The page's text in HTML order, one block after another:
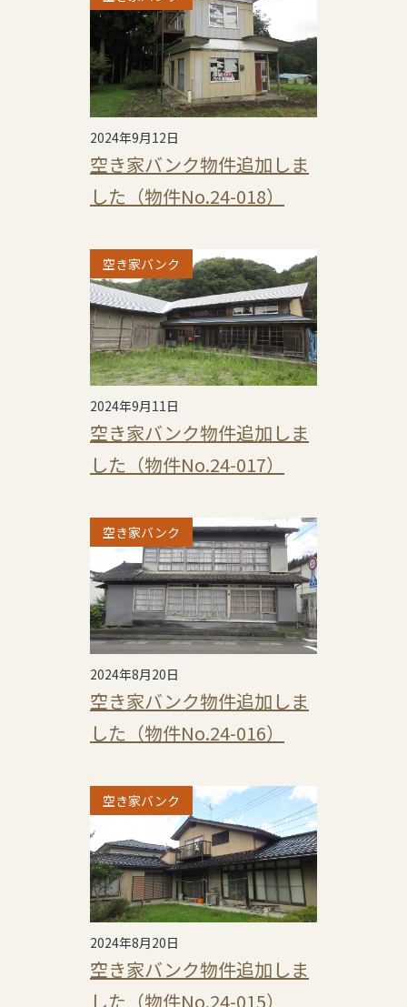
2024年9月12日
空き家バンク物件追加しま
した（物件No.24-018）
空き家バンク
2024年9月11日
空き家バンク物件追加しま
した（物件No.24-017）
空き家バンク
2024年8月20日
空き家バンク物件追加しま
した（物件No.24-016）
空き家バンク
2024年8月20日
空き家バンク物件追加しま
した（物件No.24-015）